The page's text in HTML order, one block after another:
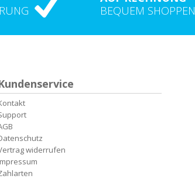
BEQUEM SHOPPEN
widerrufen